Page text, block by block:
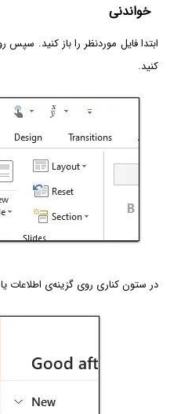
خواندنی
کنید.
در ستون کناری روی گزینه‌ی اطلاعات یا Info کلیک کنید.